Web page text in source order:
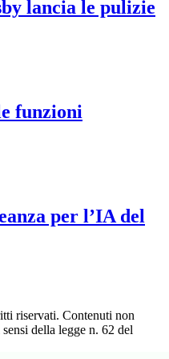
lancia le pulizie
funzioni
per l’IA del
riservati. Contenuti non
della legge n. 62 del